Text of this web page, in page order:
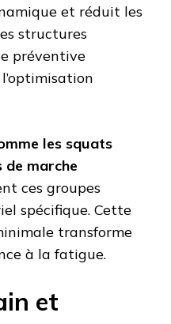
et réduit les
structures
préventive
les squats
marche
ces groupes
spécifique. Cette
transforme
à la fatigue.
et